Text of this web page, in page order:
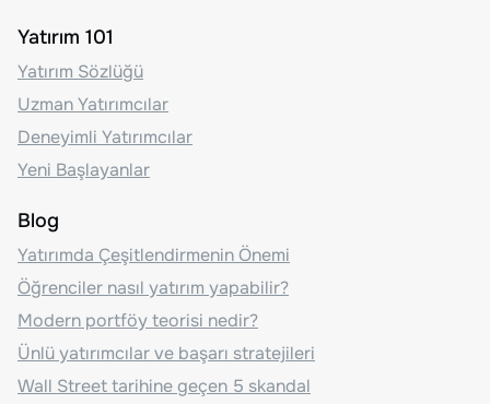
Yatırım 101
Yatırım Sözlüğü
Uzman Yatırımcılar
Deneyimli Yatırımcılar
Yeni Başlayanlar
Blog
Yatırımda Çeşitlendirmenin Önemi
Öğrenciler nasıl yatırım yapabilir?
Modern portföy teorisi nedir?
Ünlü yatırımcılar ve başarı stratejileri
Wall Street tarihine geçen 5 skandal